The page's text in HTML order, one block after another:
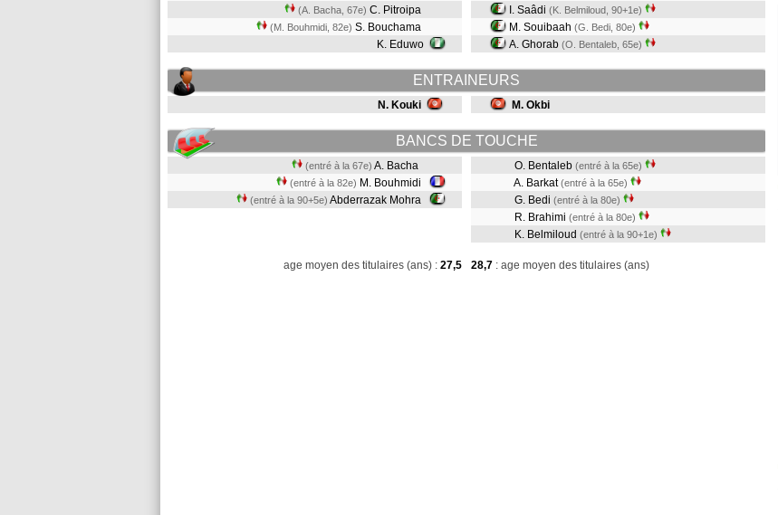
(A. Bacha, 67e) C. Pitroipa
(M. Bouhmidi, 82e) S. Bouchama
K. Eduwo
I. Saâdi (K. Belmiloud, 90+1e)
M. Souibaah (G. Bedi, 80e)
A. Ghorab (O. Bentaleb, 65e)
ENTRAINEURS
N. Kouki M. Okbi
BANCS DE TOUCHE
(entré à la 67e) A. Bacha
(entré à la 82e) M. Bouhmidi
(entré à la 90+5e) Abderrazak Mohra
O. Bentaleb (entré à la 65e)
A. Barkat(entré à la 65e)
G. Bedi (entré à la 80e)
R. Brahimi (entré à la 80e)
K. Belmiloud (entré à la 90+1e)
age moyen des titulaires (ans) : 27,5 28,7 : age moyen des titulaires (ans)